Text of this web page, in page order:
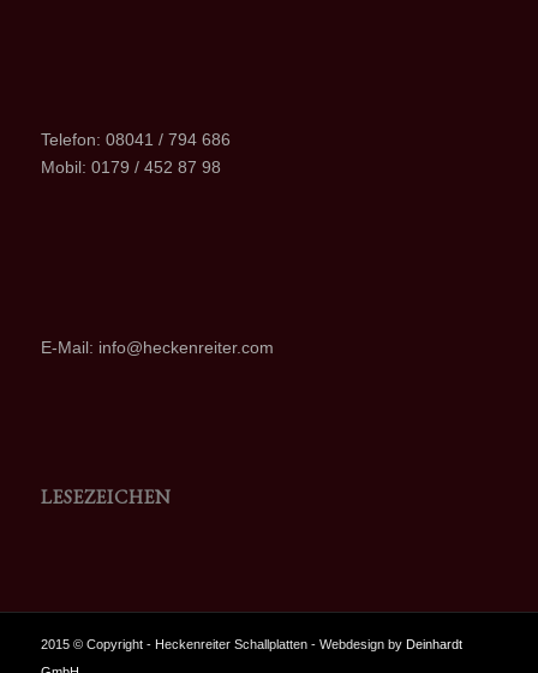
Telefon: 08041 / 794 686
Mobil: 0179 / 452 87 98
E-Mail: info@heckenreiter.com
LESEZEICHEN
2015 © Copyright - Heckenreiter Schallplatten - Webdesign by Deinhardt